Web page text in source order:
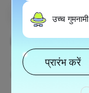
वेब स्क्रैपिंग
अज्ञात डेटा
बदलें।
उच्च गुमनामी
प्रारंभ करें